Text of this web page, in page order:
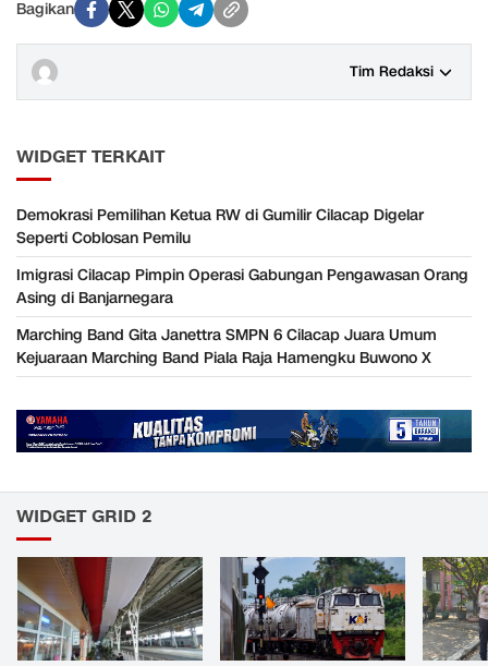
Bagikan
Tim Redaksi
WIDGET TERKAIT
Demokrasi Pemilihan Ketua RW di Gumilir Cilacap Digelar
Seperti Coblosan Pemilu
Imigrasi Cilacap Pimpin Operasi Gabungan Pengawasan Orang
Asing di Banjarnegara
Marching Band Gita Janettra SMPN 6 Cilacap Juara Umum
Kejuaraan Marching Band Piala Raja Hamengku Buwono X
WIDGET GRID 2